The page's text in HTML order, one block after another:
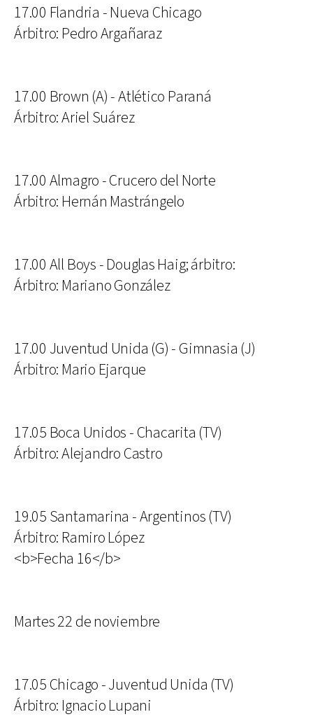
17.00 Flandria - Nueva Chicago
Árbitro: Pedro Argañaraz
17.00 Brown (A) - Atlético Paraná
Árbitro: Ariel Suárez
17.00 Almagro - Crucero del Norte
Árbitro: Hernán Mastrángelo
17.00 All Boys - Douglas Haig; árbitro:
Árbitro: Mariano González
17.00 Juventud Unida (G) - Gimnasia (J)
Árbitro: Mario Ejarque
17.05 Boca Unidos - Chacarita (TV)
Árbitro: Alejandro Castro
19.05 Santamarina - Argentinos (TV)
Árbitro: Ramiro López
<b>Fecha 16</b>
Martes 22 de noviembre
17.05 Chicago - Juventud Unida (TV)
Árbitro: Ignacio Lupani